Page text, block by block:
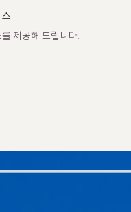
스
제공해 드립니다.